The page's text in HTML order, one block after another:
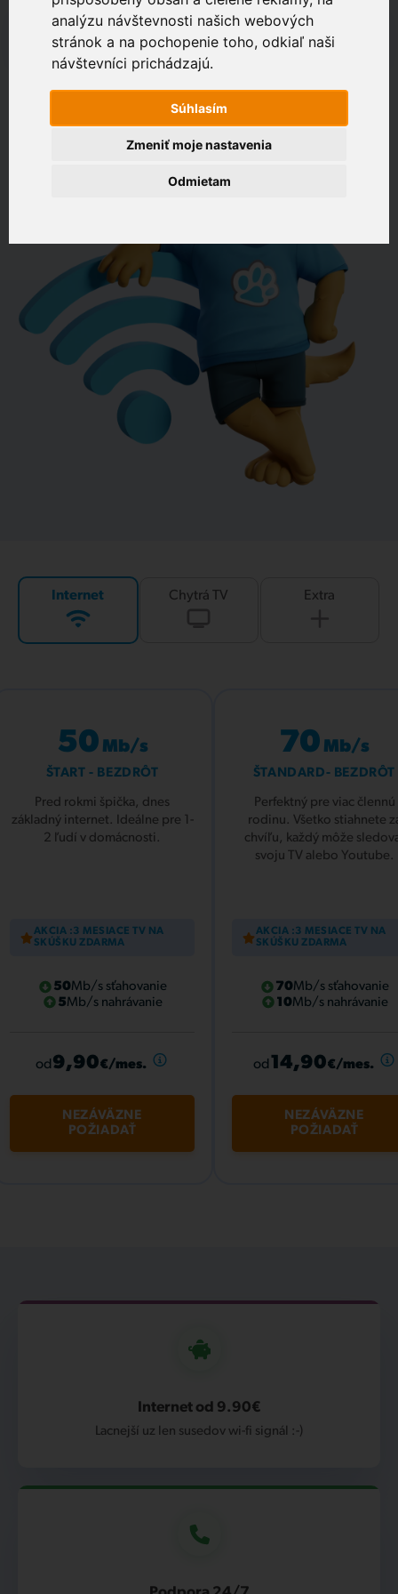
analýzu návštevnosti našich webových
stránok a na pochopenie toho, odkiaľ naši
návštevníci prichádzajú.
Súhlasím
Odmietam
Zmeniť moje nastavenia
Zákaznícky portál
napr. Drevená 574, Bratislava
Internet Chytrá TV Extra
50 Mb/s
ŠTART - BEZDRÔT
Pred rokmi špička, dnes
základný internet. Ideálne pre 1-
2 ľudí v domácnosti.
AKCIA :3 MESIACE TV NA
SKÚŠKU ZDARMA
50Mb/s sťahovanie
5 Mb/s nahrávanie
od9,90€/mes.
NEZÁVÄZNE
POŽIADAŤ
70 Mb/s
ŠTANDARD- BEZDRÔT
Perfektný pre viac člennú
rodinu. Všetko stiahnete
chvíľu, každý môže
svoju TV alebo Youtube.
AKCIA :3 MESIACE TV NA
SKÚŠKU ZDARMA
70Mb/s sťahovanie
10Mb/s nahrávanie
od14,90€/mes.
NEZÁVÄZNE
POŽIADAŤ
Internet od 9.90€
Lacnejší uz len susedov wi-fi signál :-)